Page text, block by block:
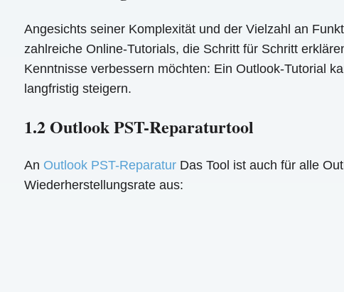
Angesichts seiner Komplexität und der Vielzahl an
zahlreiche Online-Tutorials, die Schritt für Schritt
Kenntnisse verbessern möchten: Ein Outlook-Tutorial
langfristig steigern.
1.2 Outlook PST-Reparaturtool
An Outlook PST-ReparaturDas Tool ist auch für alle
Wiederherstellungsrate aus: